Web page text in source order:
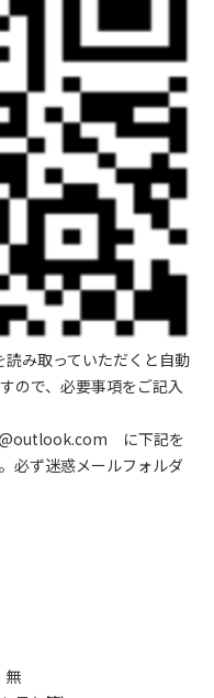
み取っていただくと自動
ので、必要事項をご記入
に下記を
必ず迷惑メールフォルダ